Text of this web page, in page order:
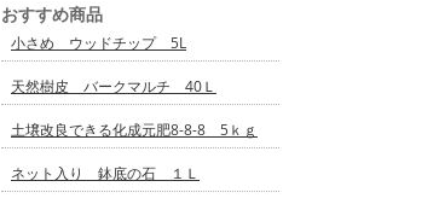
おすすめ商品
小さめ ウッドチップ 5L
天然樹皮 バークマルチ 40Ｌ
土壌改良できる化成元肥8-8-8 5ｋｇ
ネット入り 鉢底の石 １Ｌ